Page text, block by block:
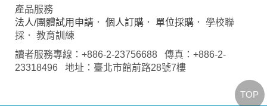
產品服務
法人/團體試用申請 ． 個人訂購 ． 單位採購 ． 學校聯
採． 教育訓練
讀者服務專線：+886-2-23756688 傳真：+886-2-
23318496 地址：臺北市館前路28號7樓
TOP